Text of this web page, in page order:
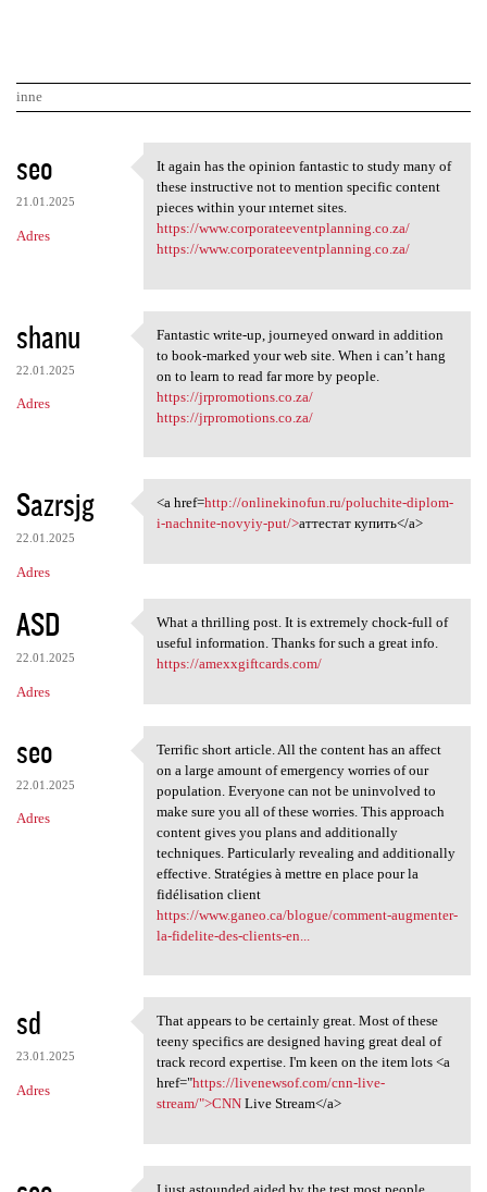
inne
K
o
m
e
a
r
z
seo
21.01.2025
Adres
It again has the opinion
It again has the opinion fantastic to study many of
these instructive not to mention specific content
pieces within your ınternet sites.
https://www.corporateeventplanning.co.za/
https://www.corporateeventplanning.co.za/
shanu
22.01.2025
Adres
Fantastic write-up, journeyed
Fantastic write-up, journeyed onward in addition
to book-marked your web site. When i can’t hang
on to learn to read far more by people.
https://jrpromotions.co.za/
https://jrpromotions.co.za/
Sazrsjg
22.01.2025
Adres
<a href=http://onlinekinofun
<a href=http://onlinekinofun.ru/poluchite-diplom-
i-nachnite-novyiy-put/>аттестат купить</a>
ASD
22.01.2025
Adres
What a thrilling post. It is
What a thrilling post. It is extremely chock-full of
useful information. Thanks for such a great info.
https://amexxgiftcards.com/
seo
22.01.2025
Adres
Terrific short article. All
Terrific short article. All the content has an affect
on a large amount of emergency worries of our
population. Everyone can not be uninvolved to
make sure you all of these worries. This approach
content gives you plans and additionally
techniques. Particularly revealing and additionally
effective. Stratégies à mettre en place pour la
fidélisation client
https://www.ganeo.ca/blogue/comment-augmenter-
la-fidelite-des-clients-en...
sd
23.01.2025
Adres
That appears to be certainly
That appears to be certainly great. Most of these
teeny specifics are designed having great deal of
track record expertise. I'm keen on the item lots <a
href="https://livenewsof.com/cnn-live-
stream/">CNNLive Stream</a>